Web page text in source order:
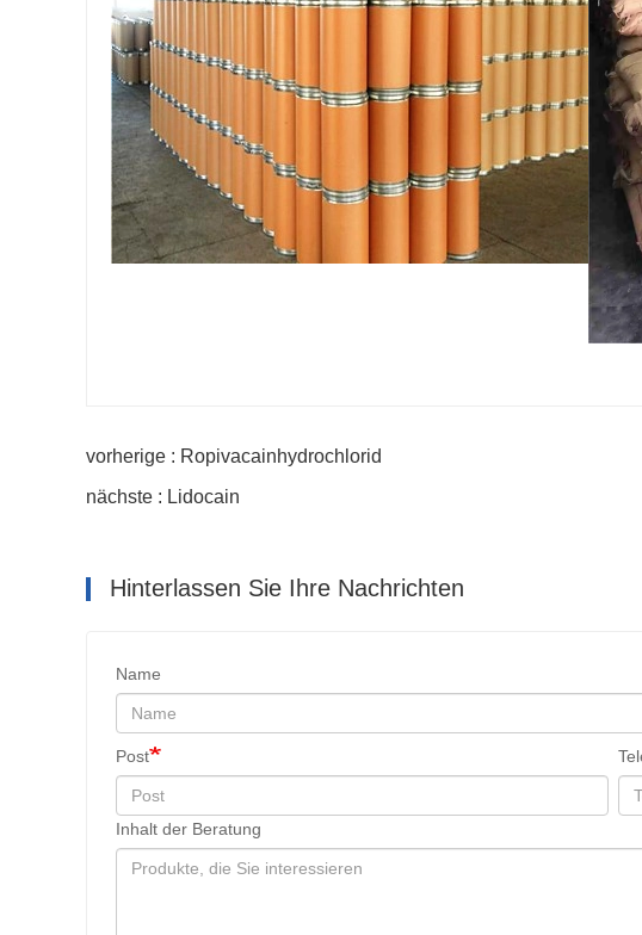
vorherige : Ropivacainhydrochlorid
nächste : Lidocain
Hinterlassen Sie Ihre Nachrichten
Name
Post
Inhalt der Beratung